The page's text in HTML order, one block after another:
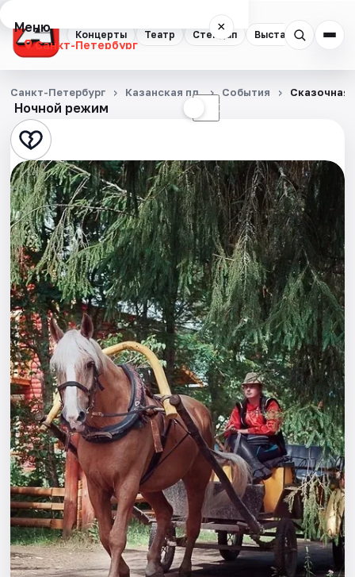
Концерты Театр Стендап Выставки
Меню ×
Санкт-Петербург
Концерты
Театр
Стендап
Выставки
Квесты
Экскурсии
Спорт
События
Города
Площадки
Артисты
Рейтинги
Ночной режим ☾
Санкт-Петербург Казанская пл. События Сказочная